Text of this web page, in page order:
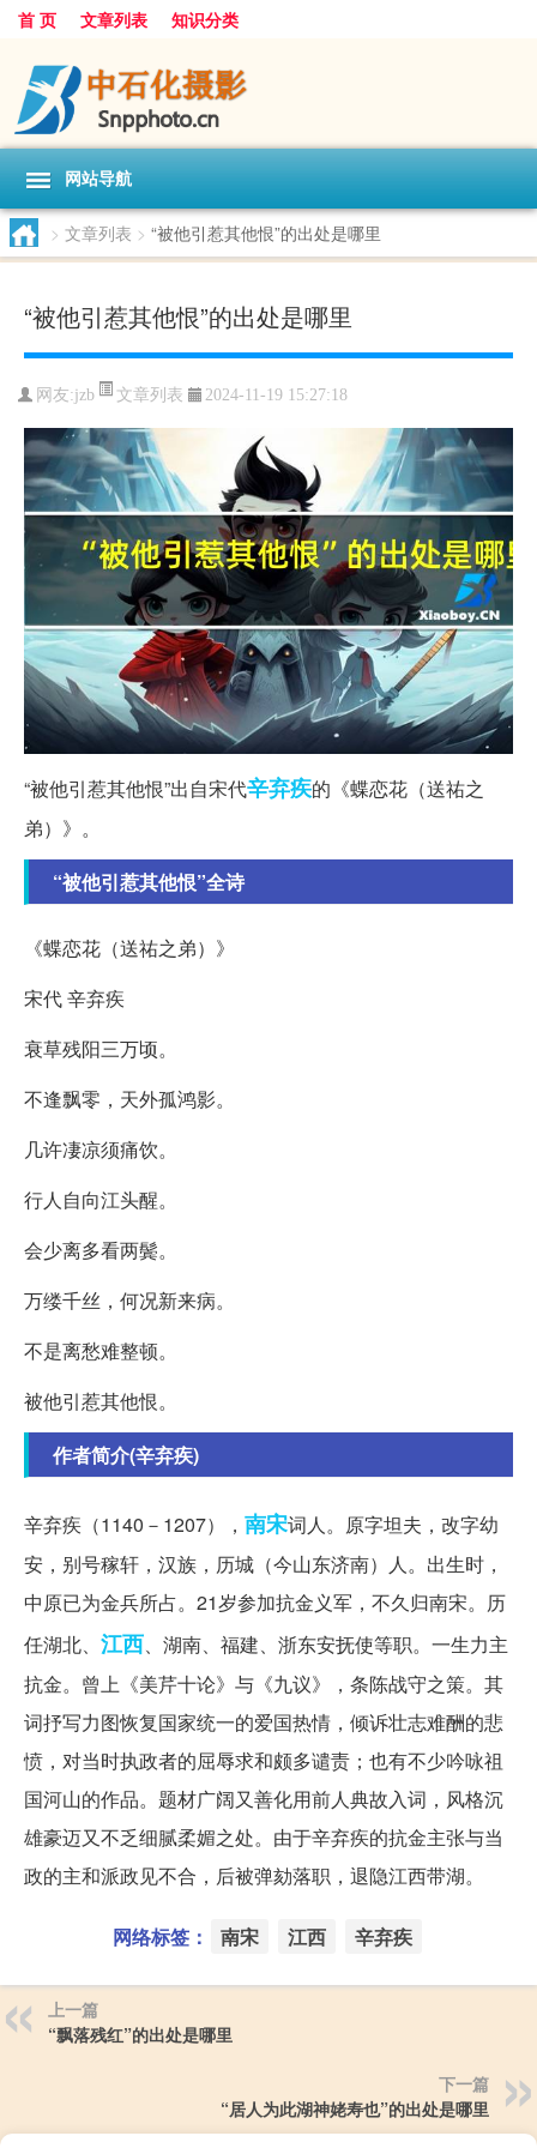
首 页 文章列表 知识分类
网站导航
> 文章列表 > “被他引惹其他恨”的出处是哪里
“被他引惹其他恨”的出处是哪里
网友:jzb 文章列表 2024-11-19 15:27:18
“被他引惹其他恨”出自宋代辛弃疾的《蝶恋花（送祐之
弟）》。
“被他引惹其他恨”全诗
《蝶恋花（送祐之弟）》
宋代 辛弃疾
衰草残阳三万顷。
不逢飘零，天外孤鸿影。
几许凄凉须痛饮。
行人自向江头醒。
会少离多看两鬓。
万缕千丝，何况新来病。
不是离愁难整顿。
被他引惹其他恨。
作者简介(辛弃疾)
辛弃疾（1140－1207）， 南宋词人。原字坦夫，改字幼
安，别号稼轩，汉族，历城（今山东济南）人。出生时，
中原已为金兵所占。21岁参加抗金义军，不久归南宋。历
任湖北、 江西、湖南、福建、浙东安抚使等职。一生力主
抗金。曾上《美芹十论》与《九议》，条陈战守之策。其
词抒写力图恢复国家统一的爱国热情，倾诉壮志难酬的悲
愤，对当时执政者的屈辱求和颇多谴责；也有不少吟咏祖
国河山的作品。题材广阔又善化用前人典故入词，风格沉
雄豪迈又不乏细腻柔媚之处。由于辛弃疾的抗金主张与当
政的主和派政见不合，后被弹劾落职，退隐江西带湖。
网络标签： 南宋 江西 辛弃疾
上一篇
“飘落残红”的出处是哪里
下一篇
“居人为此湖神姥寿也”的出处是哪里